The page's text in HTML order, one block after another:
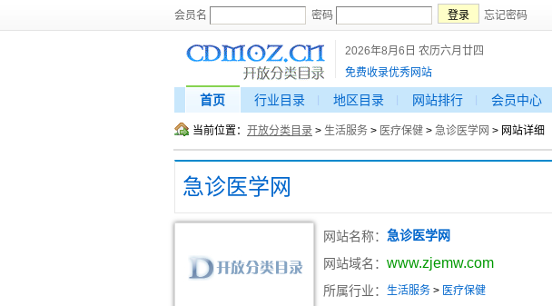
会员名 密码 忘记密码
2026年8月6日 农历六月廿四
免费收录优秀网站
首页 行业目录 地区目录 网站排行 会员中心
当前位置： 开放分类目录 > 生活服务 > 医疗保健 > 急诊医学网 > 网站详细
急诊医学网
网站名称： 急诊医学网
网站域名： www.zjemw.com
所属行业： 生活服务 > 医疗保健